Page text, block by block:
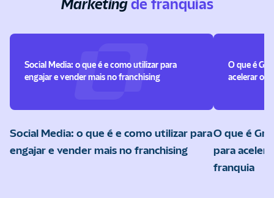
Marketingde franquias
Social Media: o que é e como utilizar para
engajar e vender mais no franchising
Social Media: o que é e como utilizar para
engajar e vender mais no franchising
O que é
acelerar o
O que é
para
franquia